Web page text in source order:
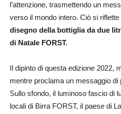
l’attenzione, trasmettendo un
verso il mondo intero. Ciò si riflette
disegno della bottiglia da due
di Natale FORST.
Il dipinto di questa edizione 2022,
mentre proclama un messaggio di
Sullo sfondo, il luminoso fascio di
locali di Birra FORST, il paese di